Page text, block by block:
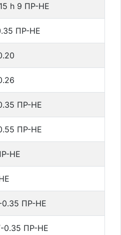
h 9 ПР-НЕ
ПР-НЕ
ПР-НЕ
ПР-НЕ
НЕ
0.35 ПР-НЕ
0.35 ПР-НЕ